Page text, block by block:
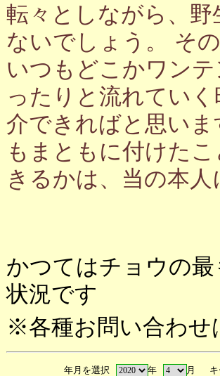
転々としながら、
ないでしょう。 そ
いつもどこかワン
ったりと流れてい
介できればと思い
もまともに付けた
きるかは、当の本
かつてはチョウの
状況です
※各種お問い合わせ
年月を選択 年 月 キ